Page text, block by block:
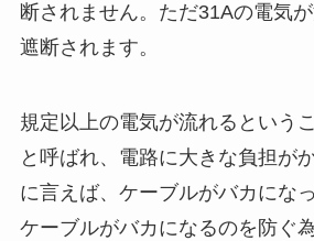
断されません。ただ31Aの電気
遮断されます。
規定以上の電気が流れるという
と呼ばれ、電路に大きな負担が
に言えば、ケーブルがバカにな
ケーブルがバカになるのを防ぐ